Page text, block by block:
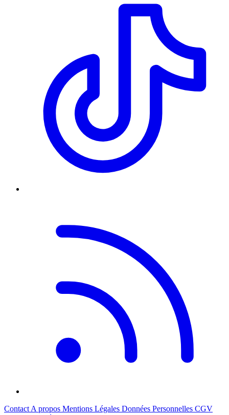
Contact A propos Mentions Légales Données Personnelles CGV